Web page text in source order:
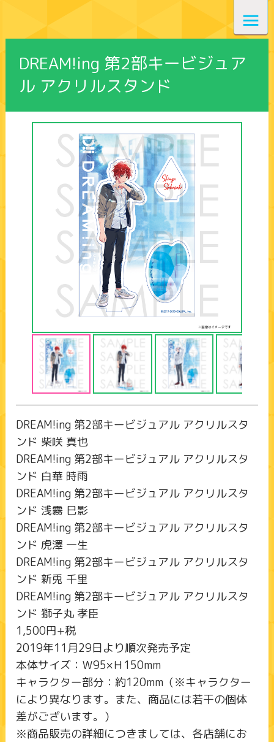
DREAM!ing 第2部キービジュア
ル アクリルスタンド
DREAM!ing 第2部キービジュアル アクリルスタ
ンド 柴咲 真也
DREAM!ing 第2部キービジュアル アクリルスタ
ンド 白華 時雨
DREAM!ing 第2部キービジュアル アクリルスタ
ンド 浅霧 巳影
DREAM!ing 第2部キービジュアル アクリルスタ
ンド 虎澤 一生
DREAM!ing 第2部キービジュアル アクリルスタ
ンド 新兎 千里
DREAM!ing 第2部キービジュアル アクリルスタ
ンド 獅子丸 孝臣
1,500円+税
2019年11月29日より順次発売予定
本体サイズ：Ｗ95×Ｈ150mm
キャラクター部分：約120mm（※キャラクター
により異なります。また、商品には若干の個体
差がございます。）
※商品販売の詳細につきましては、各店舗にお